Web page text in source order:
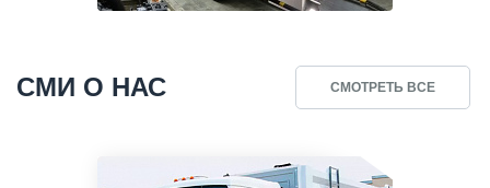
СМИ О НАС СМОТРЕТЬ ВСЕ